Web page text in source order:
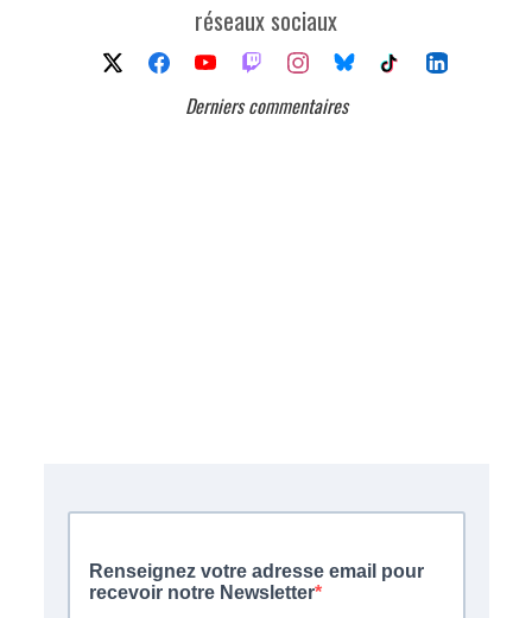
réseaux sociaux
Derniers commentaires